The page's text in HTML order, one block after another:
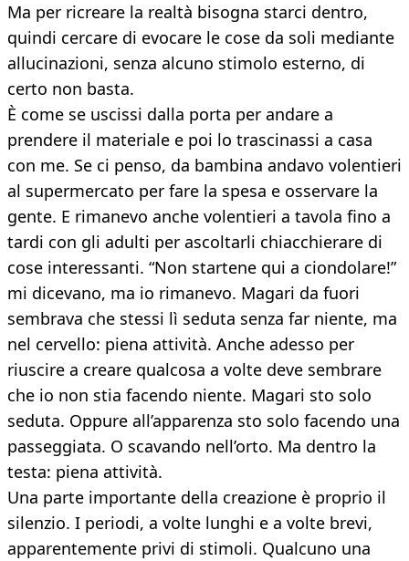
Ma per ricreare la realtà bisogna starci dentro,
quindi cercare di evocare le cose da soli mediante
allucinazioni, senza alcuno stimolo esterno, di
certo non basta.
È come se uscissi dalla porta per andare a
prendere il materiale e poi lo trascinassi a casa
con me. Se ci penso, da bambina andavo volentieri
al supermercato per fare la spesa e osservare la
gente. E rimanevo anche volentieri a tavola fino a
tardi con gli adulti per ascoltarli chiacchierare di
cose interessanti. “Non startene qui a ciondolare!”
mi dicevano, ma io rimanevo. Magari da fuori
sembrava che stessi lì seduta senza far niente, ma
nel cervello: piena attività. Anche adesso per
riuscire a creare qualcosa a volte deve sembrare
che io non stia facendo niente. Magari sto solo
seduta. Oppure all’apparenza sto solo facendo una
passeggiata. O scavando nell’orto. Ma dentro la
testa: piena attività.
Una parte importante della creazione è proprio il
silenzio. I periodi, a volte lunghi e a volte brevi,
apparentemente privi di stimoli. Qualcuno una